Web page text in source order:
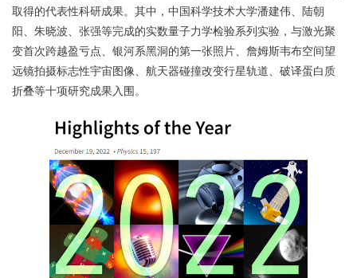
取得的代表性科研成果。其中，中国科学技术大学潘建伟、陆朝
阳、朱晓波、张强等完成的实数量子力学检验系列实验，与激光聚
变首次跨越盈亏点、银河系黑洞的第一张照片、詹姆斯韦布空间望
远镜拍摄标志性宇宙图像、航天器碰撞改变行星轨道、破译蛋白质
折叠等十项研究成果入围。